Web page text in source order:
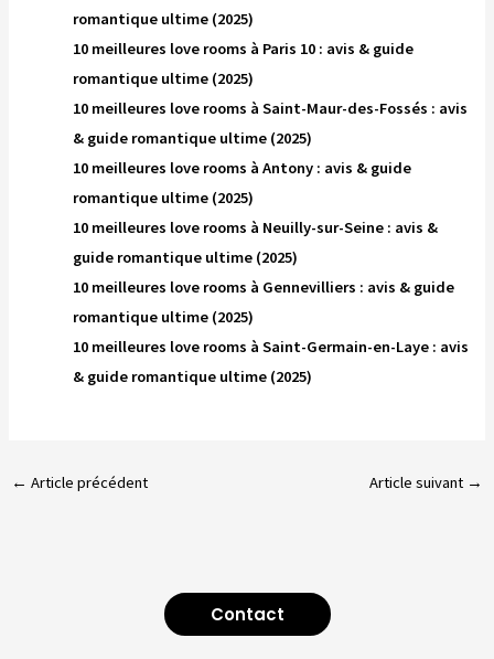
romantique ultime (2025)
10 meilleures love rooms à Paris 10 : avis & guide
romantique ultime (2025)
10 meilleures love rooms à Saint-Maur-des-Fossés : avis
& guide romantique ultime (2025)
10 meilleures love rooms à Antony : avis & guide
romantique ultime (2025)
10 meilleures love rooms à Neuilly-sur-Seine : avis &
guide romantique ultime (2025)
10 meilleures love rooms à Gennevilliers : avis & guide
romantique ultime (2025)
10 meilleures love rooms à Saint-Germain-en-Laye : avis
& guide romantique ultime (2025)
← Article précédent Article suivant →
Contact